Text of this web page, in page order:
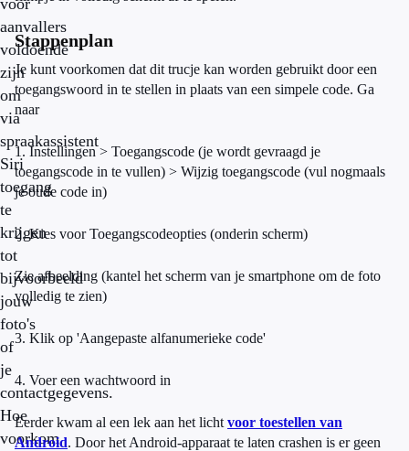
voor
aanvallers
voldoende
zijn
om
via
spraakassistent
Siri
toegang
te
krijgen
tot
bijvoorbeeld
jouw
foto's
of
je
contactgegevens.
Hoe
voorkom
Stappenplan
Je kunt voorkomen dat dit trucje kan worden gebruikt door een
toegangswoord in te stellen in plaats van een simpele code. Ga
naar
1. Instellingen > Toegangscode (je wordt gevraagd je
toegangscode in te vullen) > Wijzig toegangscode (vul nogmaals
je oude code in)
2. Kies voor Toegangscodeopties (onderin scherm)
Zie afbeelding (kantel het scherm van je smartphone om de foto
volledig te zien)
3. Klik op 'Aangepaste alfanumerieke code'
4. Voer een wachtwoord in
Eerder kwam al een lek aan het licht voor toestellen van
Android. Door het Android-apparaat te laten crashen is er geen